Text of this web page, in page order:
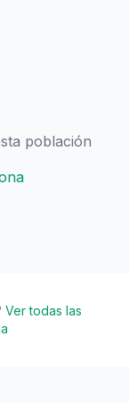
población
Ver todas las